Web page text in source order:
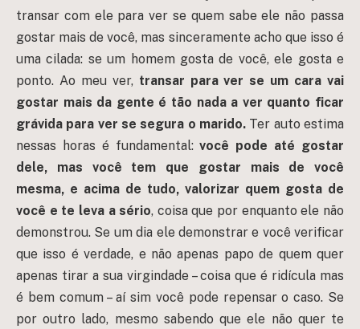
transar com ele para ver se quem sabe ele não passa
gostar mais de você, mas sinceramente acho que isso é
uma cilada: se um homem gosta de você, ele gosta e
ponto. Ao meu ver, transar para ver se um cara vai
gostar mais da gente é tão nada a ver quanto ficar
grávida para ver se segura o marido. Ter auto estima
nessas horas é fundamental:você pode até gostar
dele, mas você tem que gostar mais de você
mesma, e acima de tudo, valorizar quem gosta de
você e te leva a sério, coisa que por enquanto ele não
demonstrou. Se um dia ele demonstrar e você verificar
que isso é verdade, e não apenas papo de quem quer
apenas tirar a sua virgindade – coisa que é ridícula mas
é bem comum – aí sim você pode repensar o caso. Se
por outro lado, mesmo sabendo que ele não quer te